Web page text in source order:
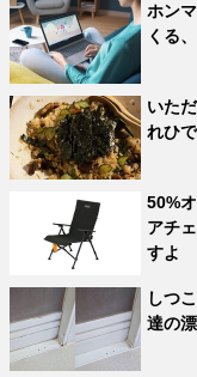
ホン
くる
いた
れひ
50%
アチ
すよ
しつ
達の